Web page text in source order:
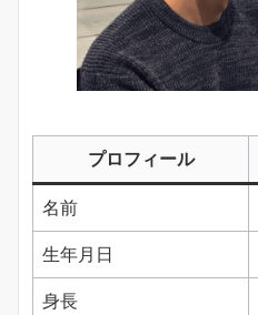
プロフィール
名前
生年月日
身長